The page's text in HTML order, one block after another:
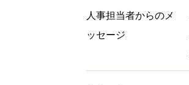
人事担当者からのメ
ッセージ